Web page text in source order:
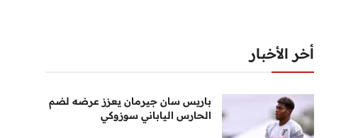
أخر الأخبار
باريس سان جيرمان يعزز عرضه لضم
الحارس الياباني سوزوكي